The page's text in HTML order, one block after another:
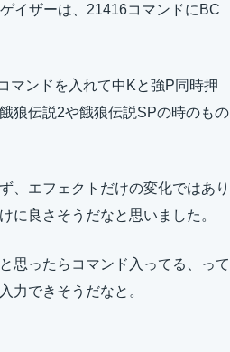
イザーは、21416コマンドにBC
マンドを入れて中Kと強P同時押
狼伝説2や餓狼伝説SPの時のもの
、エフェクトだけの変化ではあり
に良さそうだなと思いました。
思ったらコマンド入ってる、って
力できそうだなと。